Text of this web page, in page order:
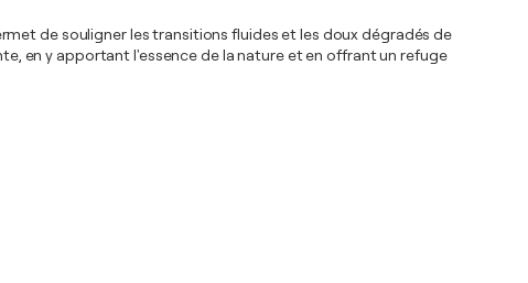
de souligner les transitions fluides et les doux dégradés de
en y apportant l'essence de la nature et en offrant un refuge